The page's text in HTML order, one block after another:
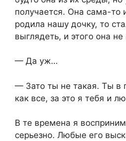
получается. Она сама-то
родила нашу дочку, то
выглядеть, и этого она
— Да уж…
— Зато ты не такая. Ты в
как все, за это я тебя и
В те времена я
серьезно. Любые его